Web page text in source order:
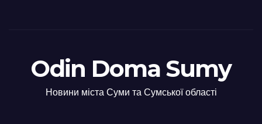
Odin Doma Sumy
Новини міста Суми та Сумської області